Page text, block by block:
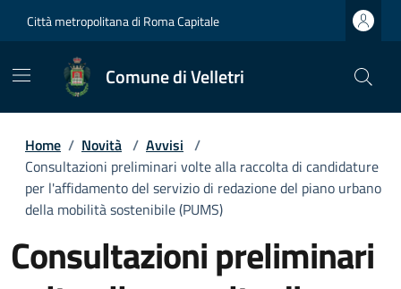
Città metropolitana di Roma Capitale
Comune di Velletri
Home / Novità / Avvisi /
Consultazioni preliminari volte alla raccolta di candidature
per l'affidamento del servizio di redazione del piano urbano
della mobilità sostenibile (PUMS)
Consultazioni preliminari